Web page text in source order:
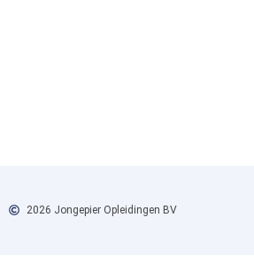
2026 Jongepier Opleidingen BV